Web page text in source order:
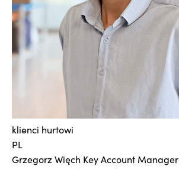
klienci hurtowi
PL
Grzegorz Więch Key Account Manager